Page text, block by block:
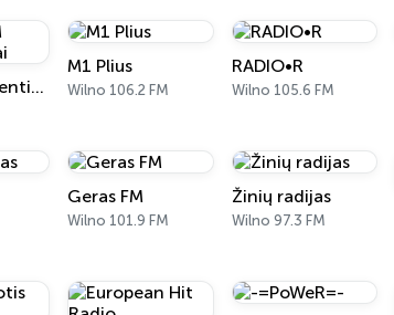
RELAX FM Sentimentai
M1 Plius
Wilno 106.2 FM
RADIO•R
Wilno 105.6 FM
Geras FM
Wilno 101.9 FM
Žinių radijas
Wilno 97.3 FM